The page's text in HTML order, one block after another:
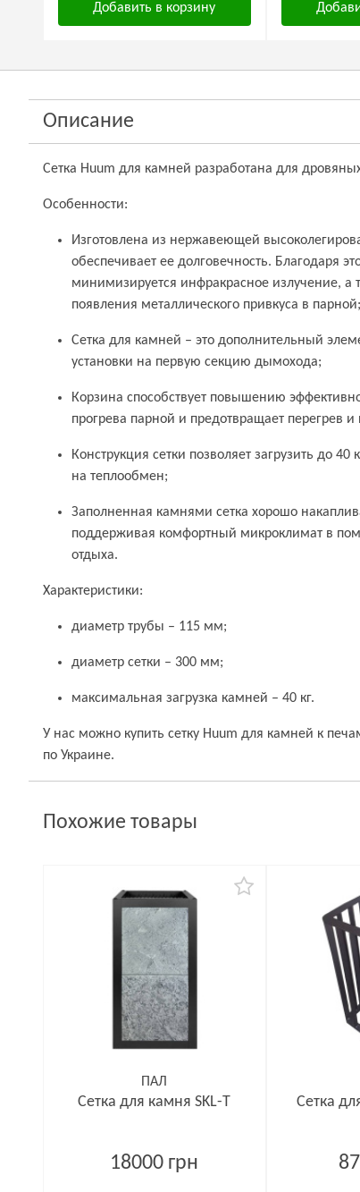
Добавить в корзину
Описание
Сетка Huum для камней разработана для
Особенности:
Изготовлена из нержавеющей
обеспечивает ее долговечность. Благодаря
минимизируется инфракрасное излучение, а
появления металлического привкуса в парной;
Сетка для камней – это дополнительный
установки на первую секцию дымохода;
Корзина способствует повышению
прогрева парной и предотвращает перегрев
Конструкция сетки позволяет загрузить до
на теплообмен;
Заполненная камнями сетка хорошо
поддерживая комфортный микроклимат в
отдыха.
Характеристики:
диаметр трубы – 115 мм;
диаметр сетки – 300 мм;
максимальная загрузка камней – 40 кг.
У нас можно купить сетку Huum для камней к
по Украине.
Похожие товары
ПАЛ
Сетка для камня SKL-T
18000 грн
Сетка